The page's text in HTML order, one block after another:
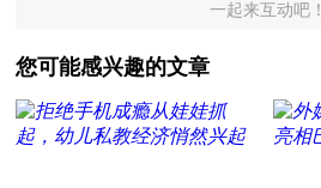
一起来互动吧！
您可能感兴趣的文章